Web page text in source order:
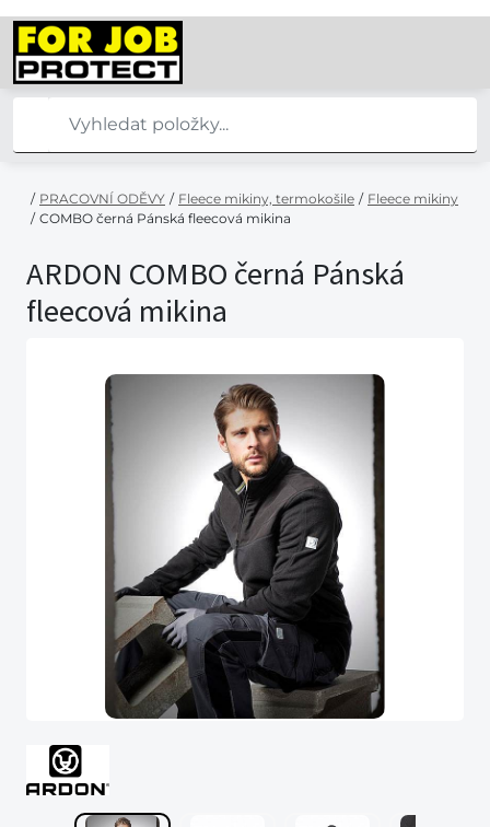
/ PRACOVNÍ ODĚVY / Fleece mikiny, termokošile / Fleece mikiny
/ COMBO černá Pánská fleecová mikina
ARDON COMBO černá Pánská
fleecová mikina